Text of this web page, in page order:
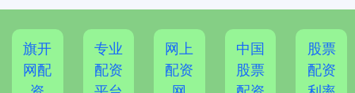
旗开
网配
专业
配资
网上
配资
中国
股票
股票
配资